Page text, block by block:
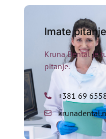
Imate
Kruna Dental je
pitanje.
+381 69